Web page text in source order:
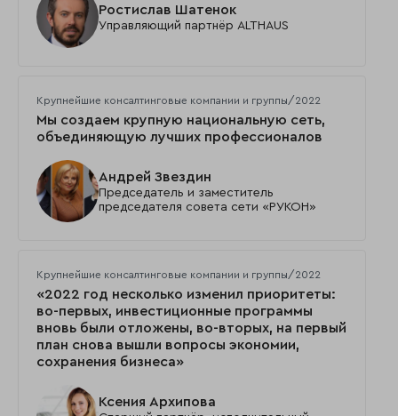
Ростислав Шатенок
Управляющий партнёр ALTHAUS
Крупнейшие консалтинговые компании и группы/2022
Мы создаем крупную национальную сеть,
объединяющую лучших профессионалов
Андрей Звездин
Председатель и заместитель
председателя совета сети «РУКОН»
Крупнейшие консалтинговые компании и группы/2022
«2022 год несколько изменил приоритеты:
во-первых, инвестиционные программы
вновь были отложены, во-вторых, на первый
план снова вышли вопросы экономии,
сохранения бизнеса»
Ксения Архипова